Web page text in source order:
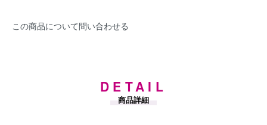
この商品について問い合わせる
DETAIL
商品詳細